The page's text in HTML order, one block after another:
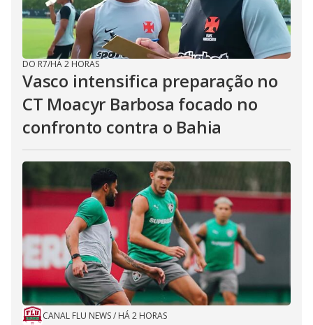
DO R7/HÁ 2 HORAS
Vasco intensifica preparação no
CT Moacyr Barbosa focado no
confronto contra o Bahia
CANAL FLU NEWS/ HÁ 2 HORAS